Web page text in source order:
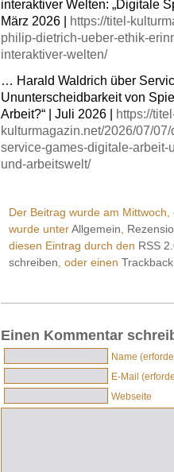
interaktiver Welten: „Digitale
März 2026 | https://titel-
philip-dietrich-ueber-ethik-
interaktiver-welten/
… Harald Waldrich über
Ununterscheidbarkeit von
Arbeit?“ | Juli 2026 | https://
kulturmagazin.net/2026/07/
service-games-digitale-
und-arbeitswelt/
Der Beitrag wurde am
wurde unterAllgemein
diesen Eintrag durch den RSS
schreiben , oder einen Trackback
Einen Kommentar
Name
E-Mail
Webseite